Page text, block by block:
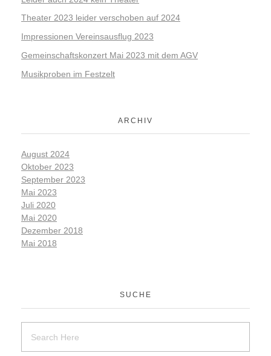
Theater 2023 leider verschoben auf 2024
Impressionen Vereinsausflug 2023
Gemeinschaftskonzert Mai 2023 mit dem AGV
Musikproben im Festzelt
ARCHIV
August 2024
Oktober 2023
September 2023
Mai 2023
Juli 2020
Mai 2020
Dezember 2018
Mai 2018
SUCHE